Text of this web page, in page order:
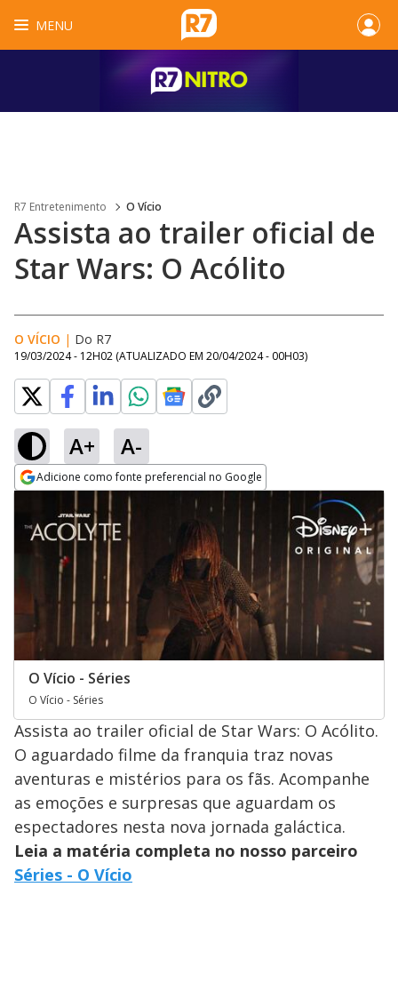
MENU
R7 Entretenimento O Vício
Assista ao trailer oficial de
Star Wars: O Acólito
O VÍCIO | Do R7
19/03/2024 - 12H02 (ATUALIZADO EM 20/04/2024 - 00H03)
A+ A-
Adicione como fonte preferencial no Google
Opens in new window
O Vício - Séries
O Vício - Séries
Assista ao trailer oficial de Star Wars: O Acólito.
O aguardado filme da franquia traz novas
aventuras e mistérios para os fãs. Acompanhe
as emoções e surpresas que aguardam os
espectadores nesta nova jornada galáctica.
Leia a matéria completa no nosso parceiro
Séries - O Vício